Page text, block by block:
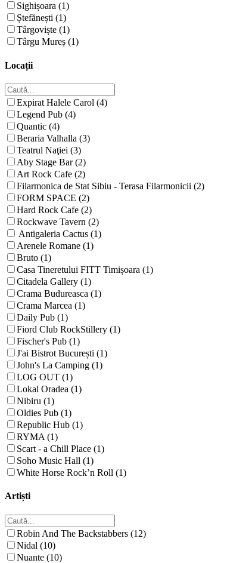
Sighișoara (1)
Ștefănești (1)
Târgoviște (1)
Târgu Mureș (1)
Locații
Expirat Halele Carol (4)
Legend Pub (4)
Quantic (4)
Beraria Valhalla (3)
Teatrul Naţiei (3)
Aby Stage Bar (2)
Art Rock Cafe (2)
Filarmonica de Stat Sibiu - Terasa Filarmonicii (2)
FORM SPACE (2)
Hard Rock Cafe (2)
Rockwave Tavern (2)
Antigaleria Cactus (1)
Arenele Romane (1)
Bruto (1)
Casa Tineretului FITT Timișoara (1)
Citadela Gallery (1)
Crama Budureasca (1)
Crama Marcea (1)
Daily Pub (1)
Fiord Club RockStillery (1)
Fischer's Pub (1)
J'ai Bistrot București (1)
John's La Camping (1)
LOG OUT (1)
Lokal Oradea (1)
Nibiru (1)
Oldies Pub (1)
Republic Hub (1)
RYMA (1)
Scart - a Chill Place (1)
Soho Music Hall (1)
White Horse Rock’n Roll (1)
Artiști
Robin And The Backstabbers (12)
Nidal (10)
Nuante (10)